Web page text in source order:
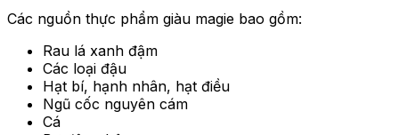
Các nguồn thực phẩm giàu magie bao gồm:
Rau lá xanh đậm
Các loại đậu
Hạt bí, hạnh nhân, hạt điều
Ngũ cốc nguyên cám
Cá